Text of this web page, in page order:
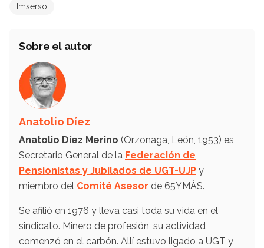
Imserso
Sobre el autor
Anatolio Díez
Anatolio Díez Merino (Orzonaga, León, 1953) es
Secretario General de la Federación de
Pensionistas y Jubilados de UGT-UJP y
miembro del Comité Asesor de 65YMÁS.
Se afilió en 1976 y lleva casi toda su vida en el
sindicato. Minero de profesión, su actividad
comenzó en el carbón. Allí estuvo ligado a UGT y